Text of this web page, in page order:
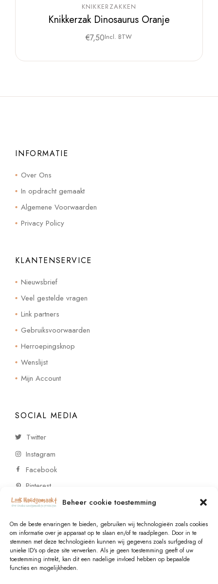
Beheer cookie toestemming
Om de beste ervaringen te bieden, gebruiken wij technologieën zoals cookies
om informatie over je apparaat op te slaan en/of te raadplegen. Door in te
stemmen met deze technologieën kunnen wij gegevens zoals surfgedrag of
unieke ID's op deze site verwerken. Als je geen toestemming geeft of uw
toestemming intrekt, kan dit een nadelige invloed hebben op bepaalde
functies en mogelijkheden.
KNIKKERZAKKEN
Knikkerzak Dinosaurus Oranje
€7,50Incl. BTW
INFORMATIE
Over Ons
In opdracht gemaakt
Algemene Voorwaarden
Privacy Policy
KLANTENSERVICE
Nieuwsbrief
Veel gestelde vragen
Link partners
Gebruiksvoorwaarden
Herroepingsknop
Wenslijst
Mijn Account
SOCIAL MEDIA
Twitter
Instagram
Facebook
Pinterest
CONTACT
Vragen of wensen? Neem contact op!
+31 (0)6 229 021 29